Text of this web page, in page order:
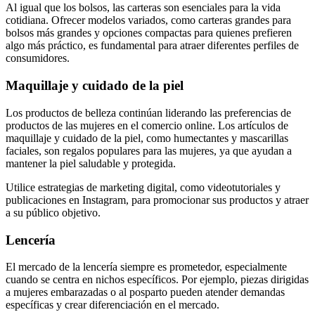
Al igual que los bolsos, las carteras son esenciales para la vida
cotidiana. Ofrecer modelos variados, como carteras grandes para
bolsos más grandes y opciones compactas para quienes prefieren
algo más práctico, es fundamental para atraer diferentes perfiles de
consumidores.
Maquillaje y cuidado de la piel
Los productos de belleza continúan liderando las preferencias de
productos de las mujeres en el comercio online. Los artículos de
maquillaje y cuidado de la piel, como humectantes y mascarillas
faciales, son regalos populares para las mujeres, ya que ayudan a
mantener la piel saludable y protegida.
Utilice estrategias de marketing digital, como videotutoriales y
publicaciones en Instagram, para promocionar sus productos y atraer
a su público objetivo.
Lencería
El mercado de la lencería siempre es prometedor, especialmente
cuando se centra en nichos específicos. Por ejemplo, piezas dirigidas
a mujeres embarazadas o al posparto pueden atender demandas
específicas y crear diferenciación en el mercado.